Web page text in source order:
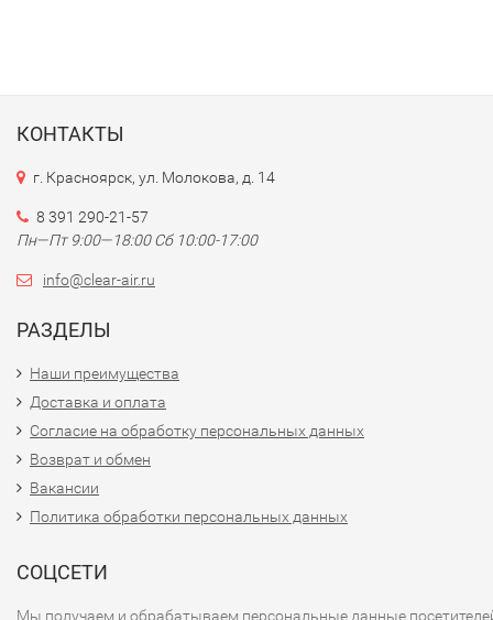
КОНТАКТЫ
г. Красноярск, ул. Молокова, д. 14
8 391 290-21-57
Пн—Пт 9:00—18:00 Сб 10:00-17:00
info@clear-air.ru
РАЗДЕЛЫ
Наши преимущества
Доставка и оплата
Согласие на обработку персональных данных
Возврат и обмен
Вакансии
Политика обработки персональных данных
СОЦСЕТИ
Мы получаем и обрабатываем персональные данные